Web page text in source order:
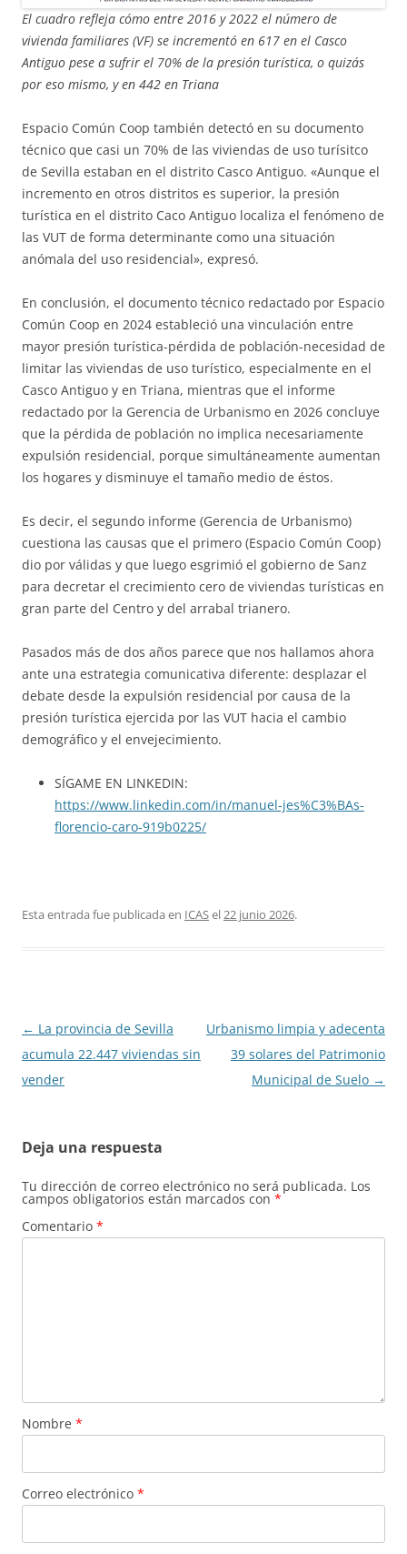
El cuadro refleja cómo entre 2016 y 2022 el número de
vivienda familiares (VF) se incrementó en 617 en el Casco
Antiguo pese a sufrir el 70% de la presión turística, o quizás
por eso mismo, y en 442 en Triana
Espacio Común Coop también detectó en su documento
técnico que casi un 70% de las viviendas de uso turísitco
de Sevilla estaban en el distrito Casco Antiguo. «Aunque el
incremento en otros distritos es superior, la presión
turística en el distrito Caco Antiguo localiza el fenómeno de
las VUT de forma determinante como una situación
anómala del uso residencial», expresó.
En conclusión, el documento técnico redactado por Espacio
Común Coop en 2024 estableció una vinculación entre
mayor presión turística-pérdida de población-necesidad de
limitar las viviendas de uso turístico, especialmente en el
Casco Antiguo y en Triana, mientras que el informe
redactado por la Gerencia de Urbanismo en 2026 concluye
que la pérdida de población no implica necesariamente
expulsión residencial, porque simultáneamente aumentan
los hogares y disminuye el tamaño medio de éstos.
Es decir, el segundo informe (Gerencia de Urbanismo)
cuestiona las causas que el primero (Espacio Común Coop)
dio por válidas y que luego esgrimió el gobierno de Sanz
para decretar el crecimiento cero de viviendas turísticas en
gran parte del Centro y del arrabal trianero.
Pasados más de dos años parece que nos hallamos ahora
ante una estrategia comunicativa diferente: desplazar el
debate desde la expulsión residencial por causa de la
presión turística ejercida por las VUT hacia el cambio
demográfico y el envejecimiento.
SÍGAME EN LINKEDIN:
https://www.linkedin.com/in/manuel-jes%C3%BAs-
florencio-caro-919b0225/
Esta entrada fue publicada en ICASel22 junio 2026.
Navegación
de
entradas
← La provincia de Sevilla
acumula 22.447 viviendas sin
vender
Urbanismo limpia y adecenta
39 solares del Patrimonio
Municipal de Suelo →
Deja una respuesta
Tu dirección de correo electrónico no será publicada. Los
campos obligatorios están marcados con *
Comentario *
Nombre *
Correo electrónico *